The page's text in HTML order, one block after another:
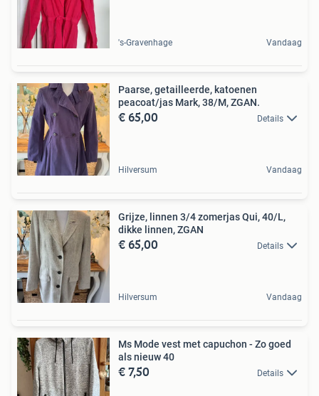
's-Gravenhage Vandaag
Paarse, getailleerde, katoenen
peacoat/jas Mark, 38/M, ZGAN.
€ 65,00 Details
Hilversum Vandaag
Grijze, linnen 3/4 zomerjas Qui, 40/L,
dikke linnen, ZGAN
€ 65,00 Details
Hilversum Vandaag
Ms Mode vest met capuchon - Zo goed
als nieuw 40
€ 7,50 Details